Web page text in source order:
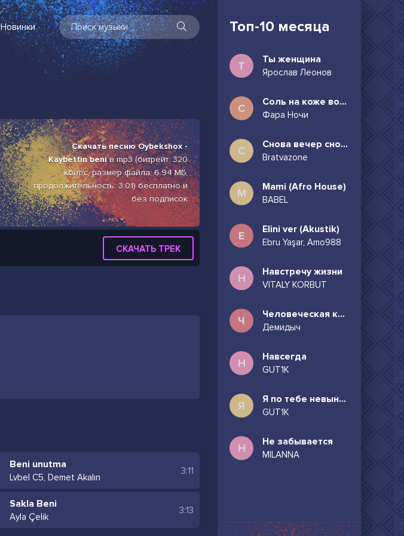
Новинки
Скачать песню Oybekshox -
Kaybettin beniв mp3 (битрейт: 320
кбит/с, размер файла: 6.94 МБ,
продолжительность: 3:01) бесплатно и
без подписок
СКАЧАТЬ ТРЕК
Beni unutma
Lvbel C5, Demet Akalın
3:11
Sakla Beni
Ayla Çelik
3:13
Топ-10 месяца
Т Ты женщина
Ярослав Леонов
С Соль на коже волосы в пучок
Фара Ночи
С Снова вечер снова дождь может всё таки придёшь
Bratvazone
M Mami (Afro House)
BABEL
E Elini ver (Akustik)
Ebru Yaşar, Amo988
Н Навстречу жизни
VITALY KORBUT
Ч Человеческая комедия
Демидыч
Н Навсегда
GUT1K
Я Я по тебе невыносимо скучаю
GUT1K
Н Не забывается
MILANNA